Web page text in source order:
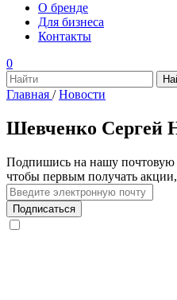
О бренде
Для бизнеса
Контакты
0
Главная / Новости
Шевченко Сергей
Подпишись на нашу почтовую
чтобы первым получать
Подписаться